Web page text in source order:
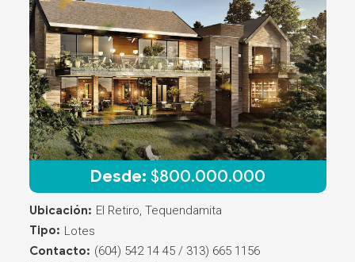
Desde: $800.000.000
Ubicación: El Retiro, Tequendamita
Tipo: Lotes
Contacto: (604) 542 14 45 / 313) 665 1156